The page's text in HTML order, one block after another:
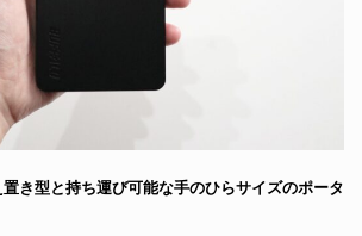
き型と持ち運び可能な手のひらサイズのポータ